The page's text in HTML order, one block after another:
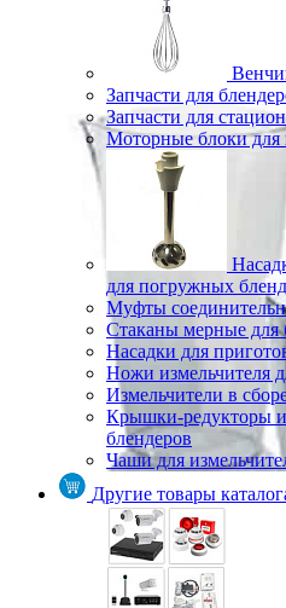
Запчасти для
Запчасти для
Моторные блоки для
для погружных
Муфты
Стаканы мерные для
Насадки для
Ножи измельчителя
Измельчители в
Крышки-редукторы
блендеров
Чаши для
Другие товары